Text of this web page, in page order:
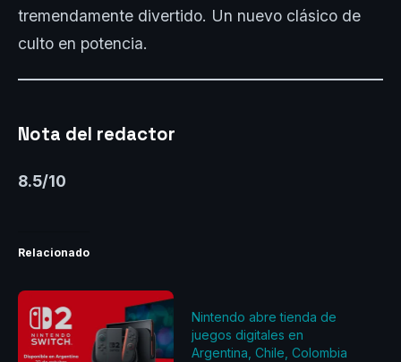
tremendamente divertido. Un nuevo clásico de
culto en potencia.
Nota del redactor
8.5/10
Relacionado
Nintendo abre tienda de
juegos digitales en
Argentina, Chile, Colombia